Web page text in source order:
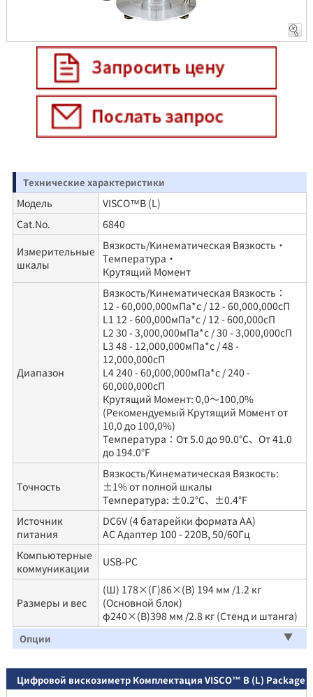
решения:Стандартные решения доступны с
различной вязкостью. Рекомендуется проводить
калибровку с использованием стандартного
раствора, близкого к вязкости измеряемых
образцов.
●VISCO™ стандартное решение●
pieza
RE-89053
Вязкость стандартная
жидкостьJS20
RE-89054
Вязкость стандартная
жидкостьJS50
500mL
Вязкость стандартная
жидкостьJS100
500mL
Вязкость стандартная
жидкостьJS200
500mL
RE-89057
Вязкость стандартная
жидкостьJS500
Вязкость стандартная
жидкостьJS1000
500mL
RE-89059
Вязкость стандартная
жидкостьJS2000
500mL
Не стесняйтесь заказать или проконсультироваться
с помощью этой формы, пожалуйста, свяжитесь со
• Капиллярные вискозиметры
• Вискозиметры с падающим шариком
• Ротационные вискозиметры
• Вибрационные вискозиметры
Существуют также другие методы измерения, такие
как чашки для определения вязкости и тесты на
растяжение линии (LST).
измеряется по ротационному принципу, измеряет
динамическую вязкостью.
Принцип ротационного вискозиметра
Ротационный вискозиметр -
один из наиболее часто
вискозиметров. Конструкция
проста, удобна в
использовании, а диапазон
измерения широк и может быть измерен с высокой
точностью. Когда цилиндрический шпиндель
помещается в образец и вращается с постоянной
скоростью, вязкость определяется путем
измерения крутящего момента (напряжения
сдвига), действующего на цилиндрическую
поверхность. Существуют разные типы шпинделей:
соосный двойной цилиндр, одинарный цилиндр,
конусно-пластинчатый.Тип конической пластины
может определять характеристики потока
неньютоновских жидкостей, изменяя скорость
Технические характеристики
Модель
VISCO™B (L)
Cat.No.
6840
Измерительные
шкалы
Вязкость/Kинематическая Вязкость・
Температура・
Крутящий Момент
Диапазон
Вязкость/Kинематическая Вязкость：
12 - 60,000,000мПа*c / 12 - 60,000,000сП
L1 12 - 600,000мПа*c / 12 - 600,000сП
L2 30 - 3,000,000мПа*c / 30 - 3,000,000сП
L3 48 - 12,000,000мПа*c / 48 -
12,000,000сП
L4 240 - 60,000,000мПа*c / 240 -
60,000,000сП
Крутящий Момент: 0,0～100,0%
(Pекомендуемый Крутящий Момент от
10,0 до 100,0%)
Температура：От 5.0 до 90.0°C、От 41.0
до 194.0°F
Точность
Вязкость/Kинематическая Вязкость:
±1% от полной шкалы
Температура: ±0.2℃、±0.4°F
Источник
питания
DC6V (4 батарейки формата АА)
AC Адаптер 100 - 220В, 50/60Гц
Компьютерные
коммуникации
USB-PC
Размеры и вес
(Ш) 178×(Г)86×(В) 194 мм /1.2 кг
(Основной блок)
φ240×(В)398 мм /2.8 кг (Стенд и штанга)
Опции
Цифровой вискозиметр Комплектация VISCO™ B (L) Package